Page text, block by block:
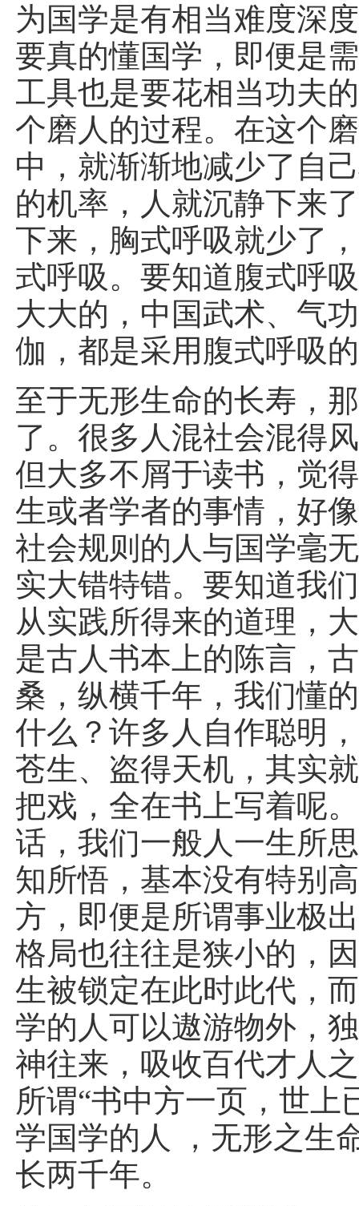
为国学是有相当难度深
要真的懂国学，即便是
工具也是要花相当功夫
个磨人的过程。在这个
中，就渐渐地减少了自
的机率，人就沉静下来
下来，胸式呼吸就少了
式呼吸。要知道腹式呼
大大的，中国武术、气
伽，都是采用腹式呼吸的
至于无形生命的长寿，
了。很多人混社会混得
但大多不屑于读书，觉
生或者学者的事情，好
社会规则的人与国学毫
实大错特错。要知道我
从实践所得来的道理，
是古人书本上的陈言，
桑，纵横千年，我们懂
什么？许多人自作聪明
苍生、盗得天机，其实
把戏，全在书上写着呢
话，我们一般人一生所
知所悟，基本没有特别
方，即便是所谓事业极
格局也往往是狭小的，
生被锁定在此时此代，
学的人可以遨游物外，
神往来，吸收百代才人
所谓“书中方一页，世上
学国学的人 ，无形之生
长两千年。